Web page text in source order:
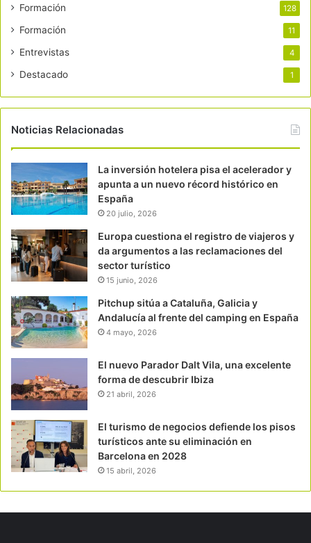
Formación 128
Formación 11
Entrevistas 4
Destacado 1
Noticias Relacionadas
La inversión hotelera pisa el acelerador y
apunta a un nuevo récord histórico en
España
20 julio, 2026
Europa cuestiona el registro de viajeros y
da argumentos a las reclamaciones del
sector turístico
15 junio, 2026
Pitchup sitúa a Cataluña, Galicia y
Andalucía al frente del camping en España
4 mayo, 2026
El nuevo Parador Dalt Vila, una excelente
forma de descubrir Ibiza
21 abril, 2026
El turismo de negocios defiende los pisos
turísticos ante su eliminación en
Barcelona en 2028
15 abril, 2026